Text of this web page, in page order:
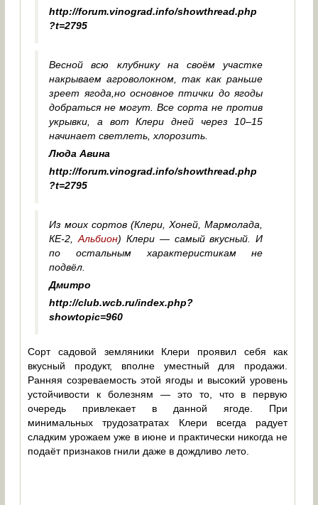
http://forum.vinograd.info/showthread.php
?t=2795
Весной всю клубнику на своём участке
накрываем агроволокном, так как раньше
зреет ягода,но основное птички до ягоды
добраться не могут. Все сорта не против
укрывки, а вот Клери дней через 10–15
начинает светлеть, хлорозить.
Люда Авина
http://forum.vinograd.info/showthread.php
?t=2795
Из моих сортов (Клери, Хоней, Мармолада,
КЕ-2,Альбион) Клери — самый вкусный. И
по остальным характеристикам не
подвёл.
Дмитро
http://club.wcb.ru/index.php?
showtopic=960
Сорт садовой земляники Клери проявил себя как
вкусный продукт, вполне уместный для продажи.
Ранняя созреваемость этой ягоды и высокий уровень
устойчивости к болезням — это то, что в первую
очередь привлекает в данной ягоде. При
минимальных трудозатратах Клери всегда радует
сладким урожаем уже в июне и практически никогда не
подаёт признаков гнили даже в дождливо лето.